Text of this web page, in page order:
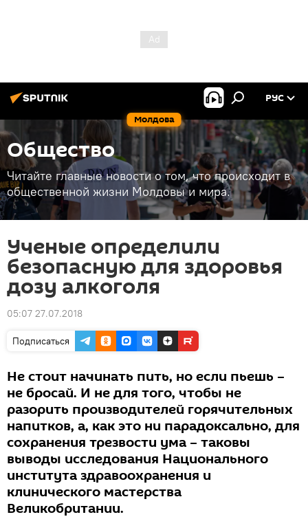
Молдова
РУС
Общество
Читайте главные новости о том, что происходит в
общественной жизни Молдовы и мира.
Ученые определили
безопасную для здоровья
дозу алкоголя
05:07 27.07.2018
Подписаться
Не стоит начинать пить, но если пьешь –
не бросай. И не для того, чтобы не
разорить производителей горячительных
напитков, а, как это ни парадоксально, для
сохранения трезвости ума – таковы
выводы исследования Национального
института здравоохранения и
клинического мастерства
Великобритании.